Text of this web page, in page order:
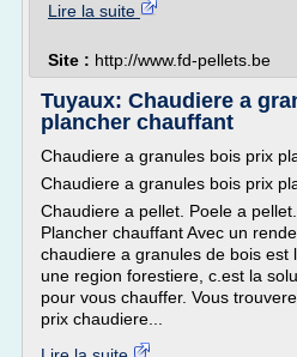
Lire la suite
Site : http://www.fd-pellets.be
Tuyaux: Chaudiere a
plancher chauffant
Chaudiere a granules bois prix
Chaudiere a granules bois prix
Chaudiere a pellet. Poele a
Plancher chauffant Avec un
chaudiere a granules de bois est
une region forestiere, c.est la
pour vous chauffer. Vous
prix chaudiere...